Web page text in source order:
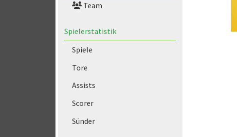
Team
Spielerstatistik
Spiele
Tore
Assists
Scorer
Sünder